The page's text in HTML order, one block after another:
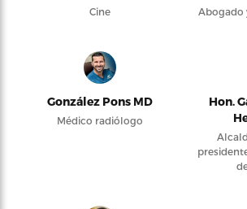
Cine Abogado
González Pons MD
Médico radiólogo
Hon.